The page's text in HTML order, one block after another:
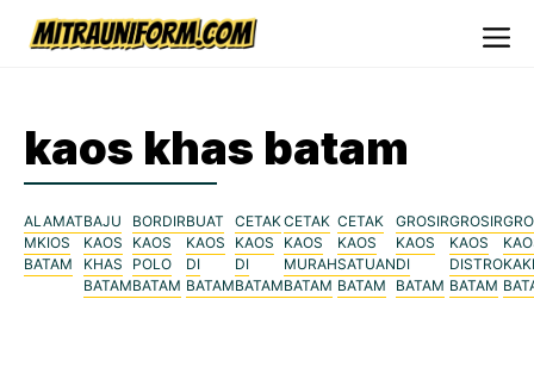
Skip
kaos khas batam
ALAMAT
MKIOS
BATAM
BAJU
KAOS
KHAS
BATAM
BORDIR
KAOS
POLO
BATAM
BUAT
KAOS
DI
BATAM
CETAK
KAOS
DI
BATAM
CETAK
KAOS
MURAH
BATAM
CETAK
KAOS
SATUAN
BATAM
GROSIR
KAOS
DI
BATAM
GROSIR
KAOS
DISTRO
BATAM
KAKI